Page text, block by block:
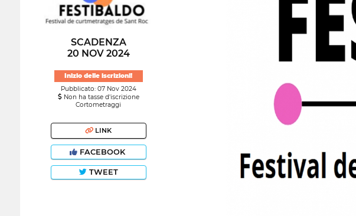
SCADENZA
20 NOV 2024
Inizio delle iscrizioni!
Pubblicato: 07 Nov 2024
Non ha tasse d'iscrizione
Cortometraggi
LINK
FACEBOOK
TWEET